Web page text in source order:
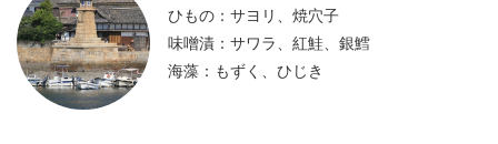
ひもの：サヨリ、焼穴子
味噌漬：サワラ、紅鮭、銀鱈
海藻：もずく、ひじき